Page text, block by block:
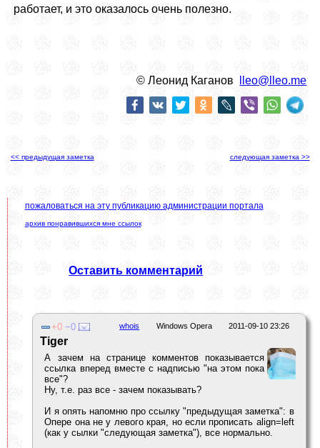
работает, и это оказалось очень полезно.
© Леонид Каганов lleo@lleo.me
<< предыдущая заметка следующая заметка >>
пожаловаться на эту публикацию администрации портала
архив понравившихся мне ссылок
Оставить комментарий
2011-09-10 23:26
Windows Opera
whois
0 0
Tiger
А зачем на странице комментов показывается
ссылка вперед вместе с надписью "на этом пока
все"?
Ну, т.е. раз все - зачем показывать?
И я опять напомню про ссылку "предыдущая заметка": в
Опере она не у левого края, но если прописать align=left
(как у сылки "следующая заметка"), все нормально.